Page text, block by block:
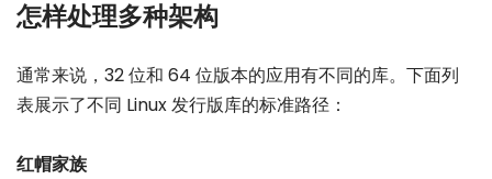
怎样处理多种架构
通常来说，32 位和 64 位版本的应用有不同的库。下面列
表展示了不同 Linux 发行版库的标准路径：
红帽家族